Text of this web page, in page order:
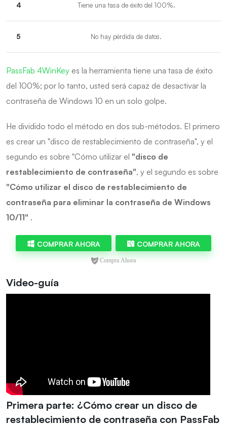
4 Tiene una tasa de éxito del 100%.
5 No hay pérdida de datos.
PassFab 4WinKey es la herramienta tiene una tasa de éxito
del 100%; por lo tanto, usted será capaz de desactivar la
contraseña de Windows 10 en un solo golpe.
He dividido todo el método en dos sub-métodos. El primero
es crear un "disco de restablecimiento de contraseña", y el
segundo es sobre "Cómo utilizar el "disco de
restablecimiento de contraseña", y el segundo es sobre
"Cómo utilizar el disco de restablecimiento de
contraseña para eliminar la contraseña de Windows
10/11" .
COMPRAR AHORA COMPRAR AHORA
Video-guía
Primera parte: ¿Cómo crear un disco de
restablecimiento de contraseña con PassFab